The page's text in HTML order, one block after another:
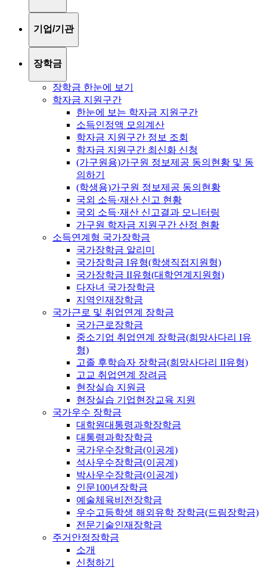
기업/기관
장학금
장학금 한눈에 보기
학자금 지원구간
한눈에 보는 학자금 지원구간
소득인정액 모의계산
학자금 지원구간 정보 조회
학자금 지원구간 최신화 신청
(가구원용)가구원 정보제공 동의현황 및 동
의하기
(학생용)가구원 정보제공 동의현황
국외 소득·재산 신고 현황
국외 소득·재산 신고결과 모니터링
가구원 학자금 지원구간 산정 현황
소득연계형 국가장학금
국가장학금 알리미
국가장학금 I유형(학생직접지원형)
국가장학금 II유형(대학연계지원형)
다자녀 국가장학금
지역인재장학금
국가근로 및 취업연계 장학금
국가근로장학금
중소기업 취업연계 장학금(희망사다리 I유
형)
고졸 후학습자 장학금(희망사다리 II유형)
고교 취업연계 장려금
현장실습 지원금
현장실습 기업현장교육 지원
국가우수 장학금
대학원대통령과학장학금
대통령과학장학금
국가우수장학금(이공계)
석사우수장학금(이공계)
박사우수장학금(이공계)
인문100년장학금
예술체육비전장학금
우수고등학생 해외유학 장학금(드림장학금)
전문기술인재장학금
주거안정장학금
소개
신청하기